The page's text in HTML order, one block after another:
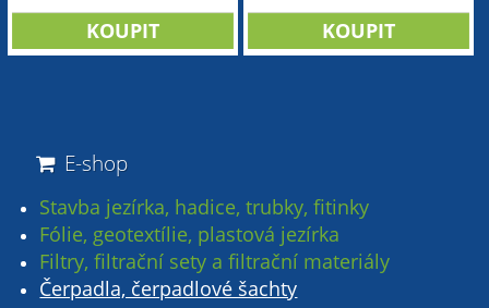
E-shop
Stavba jezírka, hadice, trubky, fitinky
Fólie, geotextílie, plastová jezírka
Filtry, filtrační sety a filtrační materiály
Čerpadla, čerpadlové šachty